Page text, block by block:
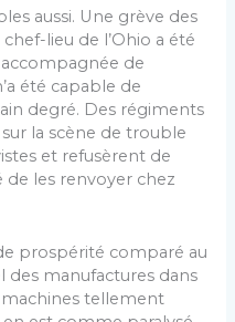
aussi. Une grève des
lieu de l’Ohio a été
de
été capable de
degré. Des régiments
la scène de trouble
et refusèrent de
de les renvoyer chez
prospérité comparé au
des manufactures dans
tellement